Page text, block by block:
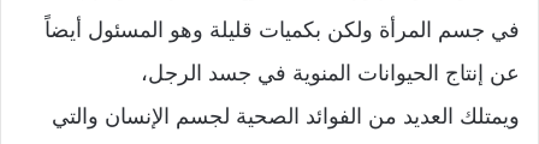
في جسم المرأة ولكن بكميات قليلة وهو المسئول أيضاً
عن إنتاج الحيوانات المنوية في جسد الرجل،
ويمتلك العديد من الفوائد الصحية لجسم الإنسان والتي